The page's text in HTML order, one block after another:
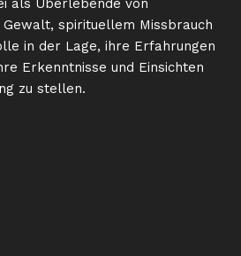
als Überlebende von
spirituellem Missbrauch
in der Lage, ihre Erfahrungen
Erkenntnisse und Einsichten
zu stellen.